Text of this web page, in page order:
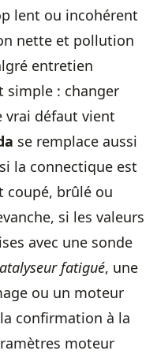
lent ou incohérent
nette et pollution
entretien
simple : changer
vrai défaut vient
se remplace aussi
la connectique est
coupé, brûlé ou
si les valeurs
avec une sonde
fatigué, une
ou un moteur
confirmation à la
moteur